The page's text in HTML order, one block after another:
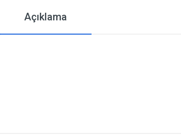
Açıklama